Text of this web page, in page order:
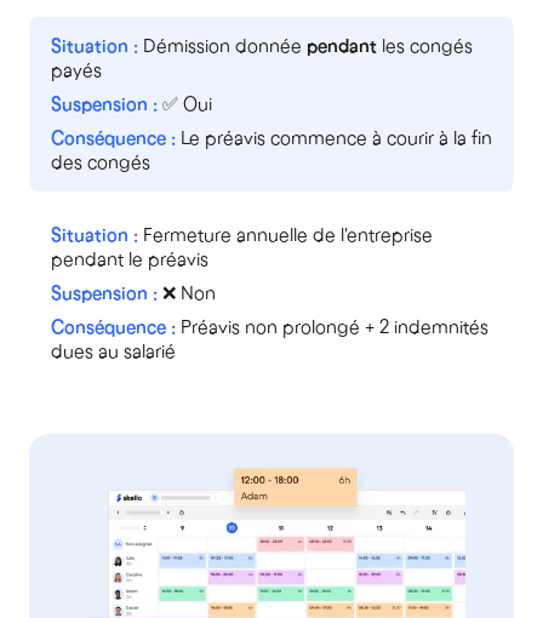
Démission donnée pendant les congés
payés
✅ Oui
Le préavis commence à courir à la fin
des congés
Fermeture annuelle de l'entreprise
pendant le préavis
❌ Non
Préavis non prolongé + 2 indemnités
dues au salarié